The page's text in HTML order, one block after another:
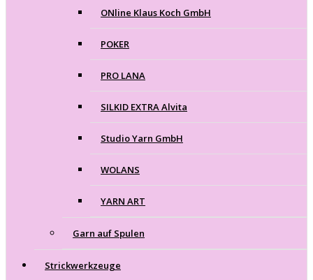
ONline Klaus Koch GmbH
POKER
PRO LANA
SILKID EXTRA Alvita
Studio Yarn GmbH
WOLANS
YARN ART
Garn auf Spulen
Strickwerkzeuge